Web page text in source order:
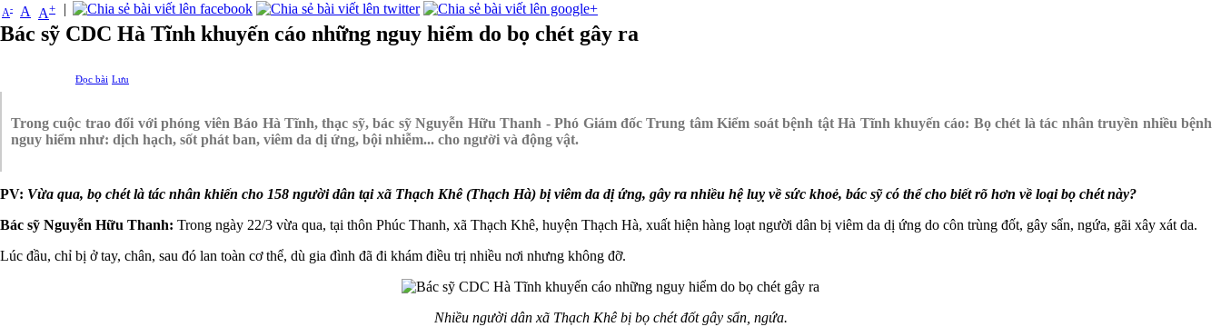
A- A A+ |
Bác sỹ CDC Hà Tĩnh khuyến cáo những nguy hiểm do bọ chét gây ra
Đọc bài Lưu
Trong cuộc trao đổi với phóng viên Báo Hà Tĩnh, thạc sỹ, bác sỹ Nguyễn Hữu Thanh - Phó Giám đốc Trung tâm Kiểm soát bệnh tật Hà Tĩnh khuyến cáo: Bọ chét là tác nhân truyền nhiều bệnh
nguy hiểm như: dịch hạch, sốt phát ban, viêm da dị ứng, bội nhiễm... cho người và động vật.
PV: Vừa qua, bọ chét là tác nhân khiến cho 158 người dân tại xã Thạch Khê (Thạch Hà) bị viêm da dị ứng, gây ra nhiều hệ luỵ về sức khoẻ, bác sỹ có thể cho biết rõ hơn về loại bọ chét này?
Bác sỹ Nguyễn Hữu Thanh: Trong ngày 22/3 vừa qua, tại thôn Phúc Thanh, xã Thạch Khê, huyện Thạch Hà, xuất hiện hàng loạt người dân bị viêm da dị ứng do côn trùng đốt, gây sẩn, ngứa, gãi xây xát da.
Lúc đầu, chỉ bị ở tay, chân, sau đó lan toàn cơ thể, dù gia đình đã đi khám điều trị nhiều nơi nhưng không đỡ.
Nhiều người dân xã Thạch Khê bị bọ chét đốt gây sẩn, ngứa.